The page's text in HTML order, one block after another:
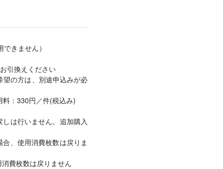
きません）
引換えください
の方は、別途申込みが必
：330円／件(税込み)
は行いません。追加購入
、使用消費枚数は戻りま
費枚数は戻りません